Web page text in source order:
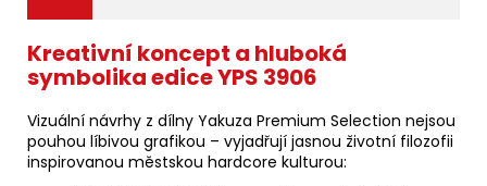
Kreativní koncept a hluboká
symbolika edice YPS 3906
Vizuální návrhy z dílny Yakuza Premium Selection nejsou
pouhou líbivou grafikou – vyjadřují jasnou životní filozofii
inspirovanou městskou hardcore kulturou: